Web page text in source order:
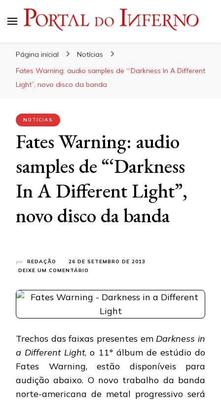
Página inicial
Notícias
Fates Warning: audio samples de “‘Darkness In A Different
Light”, novo disco da banda
NOTÍCIAS
Fates Warning: audio
samples de “‘Darkness
In A Different Light”,
novo disco da banda
por REDAÇÃO
26 DE SETEMBRO DE 2013
DEIXE UM COMENTÁRIO
AUDIO
A
DIFFERENT
NOVO
DISCO
DA
BANDA
Trechos das faixas presentes em Darkness in
a Different Light, o 11° álbum de estúdio do
Fates Warning, estão disponíveis para
audição abaixo. O novo trabalho da banda
norte-americana de metal progressivo será